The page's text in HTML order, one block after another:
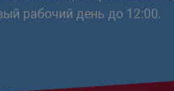
рабочий день до 12:00.